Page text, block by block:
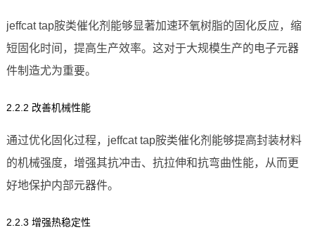
jeffcat tap胺类催化剂能够显著加速环氧树脂的固化反应，缩
短固化时间，提高生产效率。这对于大规模生产的电子元器
件制造尤为重要。
2.2.2 改善机械性能
通过优化固化过程，jeffcat tap胺类催化剂能够提高封装材料
的机械强度，增强其抗冲击、抗拉伸和抗弯曲性能，从而更
好地保护内部元器件。
2.2.3 增强热稳定性